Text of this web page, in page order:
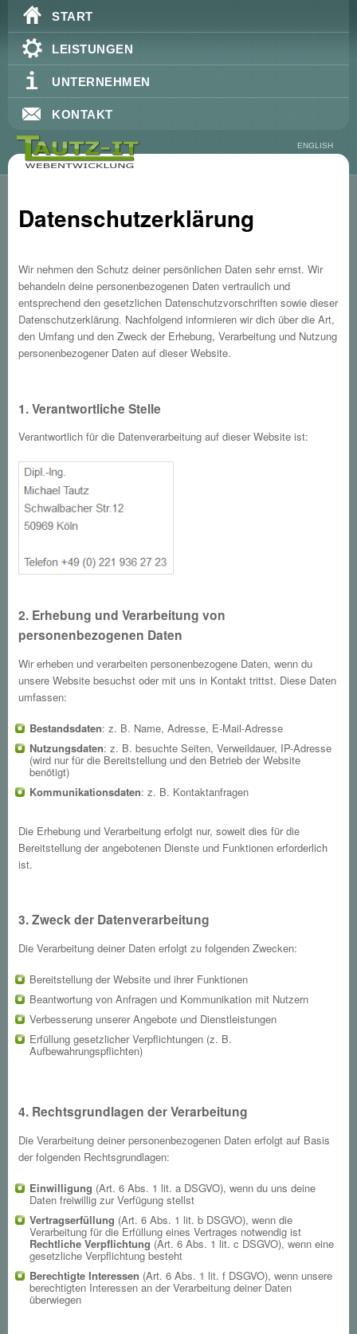
Hauptmenü
Zum Inhalt wechseln
Zum sekundären Inhalt wechseln
START
LEISTUNGEN
UNTERNEHMEN
KONTAKT
ENGLISH
Datenschutzerklärung
Wir nehmen den Schutz deiner persönlichen Daten sehr ernst. Wir
behandeln deine personenbezogenen Daten vertraulich und
entsprechend den gesetzlichen Datenschutzvorschriften sowie dieser
Datenschutzerklärung. Nachfolgend informieren wir dich über die Art,
den Umfang und den Zweck der Erhebung, Verarbeitung und Nutzung
personenbezogener Daten auf dieser Website.
1. Verantwortliche Stelle
Verantwortlich für die Datenverarbeitung auf dieser Website ist:
2. Erhebung und Verarbeitung von
personenbezogenen Daten
Wir erheben und verarbeiten personenbezogene Daten, wenn du
unsere Website besuchst oder mit uns in Kontakt trittst. Diese Daten
umfassen:
Bestandsdaten: z. B. Name, Adresse, E-Mail-Adresse
Nutzungsdaten: z. B. besuchte Seiten, Verweildauer, IP-Adresse
(wird nur für die Bereitstellung und den Betrieb der Website
benötigt)
Kommunikationsdaten: z. B. Kontaktanfragen
Die Erhebung und Verarbeitung erfolgt nur, soweit dies für die
Bereitstellung der angebotenen Dienste und Funktionen erforderlich
ist.
3. Zweck der Datenverarbeitung
Die Verarbeitung deiner Daten erfolgt zu folgenden Zwecken:
Bereitstellung der Website und ihrer Funktionen
Beantwortung von Anfragen und Kommunikation mit Nutzern
Verbesserung unserer Angebote und Dienstleistungen
Erfüllung gesetzlicher Verpflichtungen (z. B.
Aufbewahrungspflichten)
4. Rechtsgrundlagen der Verarbeitung
Die Verarbeitung deiner personenbezogenen Daten erfolgt auf Basis
der folgenden Rechtsgrundlagen:
Einwilligung (Art. 6 Abs. 1 lit. a DSGVO), wenn du uns deine
Daten freiwillig zur Verfügung stellst
Vertragserfüllung (Art. 6 Abs. 1 lit. b DSGVO), wenn die
Verarbeitung für die Erfüllung eines Vertrages notwendig ist
Rechtliche Verpflichtung (Art. 6 Abs. 1 lit. c DSGVO), wenn eine
gesetzliche Verpflichtung besteht
Berechtigte Interessen (Art. 6 Abs. 1 lit. f DSGVO), wenn unsere
berechtigten Interessen an der Verarbeitung deiner Daten
überwiegen